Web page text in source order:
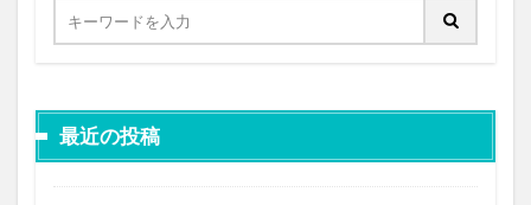
最近の投稿